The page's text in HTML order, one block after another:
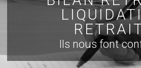
Ils nous font